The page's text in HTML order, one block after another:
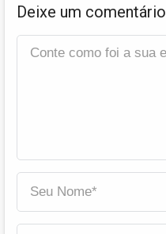
Deixe um comentário